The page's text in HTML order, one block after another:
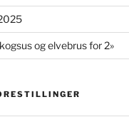
og elvebrus for 2»